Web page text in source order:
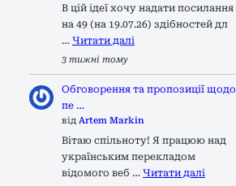
В цій ідеї хочу надати посилання
на 49 (на 19.07.26) здібностей дл
… Читати далі
3 тижні тому
Обговорення та пропозиції щодо
пе …
від Artem Markin
Вітаю спільноту! Я працюю над
українським перекладом
відомого веб … Читати далі